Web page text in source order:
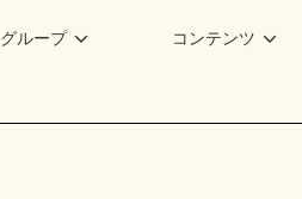
グループ コンテンツ